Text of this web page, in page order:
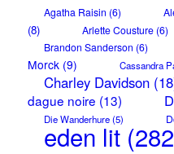
Agatha Raisin (6)
(8)
Arlette Cousture(6)
Brandon Sanderson (6)
Morck(9) Cassandra
Charley Davidson
dague noire (13)
Die Wanderhure(5)
eden lit